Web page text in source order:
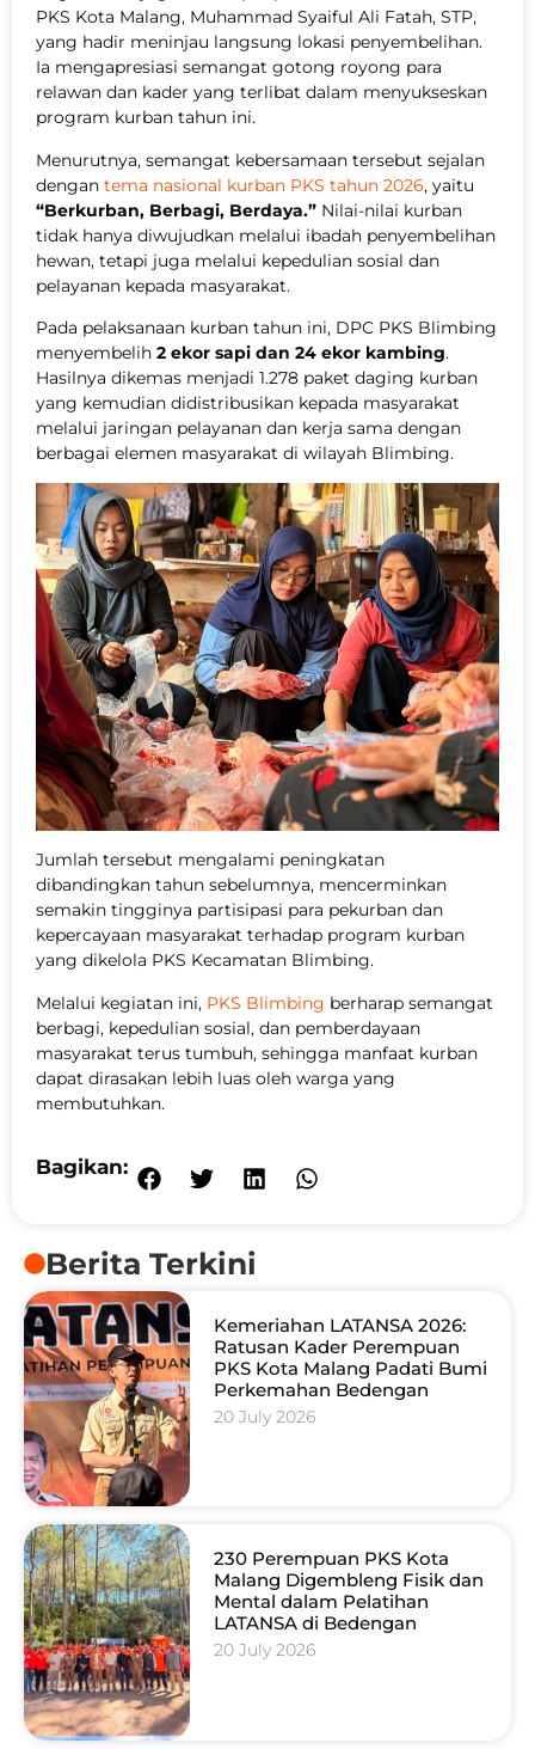
PKS Kota Malang, Muhammad Syaiful Ali Fatah, STP,
yang hadir meninjau langsung lokasi penyembelihan.
Ia mengapresiasi semangat gotong royong para
relawan dan kader yang terlibat dalam menyukseskan
program kurban tahun ini.
Menurutnya, semangat kebersamaan tersebut sejalan
dengan tema nasional kurban PKS tahun 2026, yaitu
“Berkurban, Berbagi, Berdaya.” Nilai-nilai kurban
tidak hanya diwujudkan melalui ibadah penyembelihan
hewan, tetapi juga melalui kepedulian sosial dan
pelayanan kepada masyarakat.
Pada pelaksanaan kurban tahun ini, DPC PKS Blimbing
menyembelih 2 ekor sapi dan 24 ekor kambing.
Hasilnya dikemas menjadi 1.278 paket daging kurban
yang kemudian didistribusikan kepada masyarakat
melalui jaringan pelayanan dan kerja sama dengan
berbagai elemen masyarakat di wilayah Blimbing.
Jumlah tersebut mengalami peningkatan
dibandingkan tahun sebelumnya, mencerminkan
semakin tingginya partisipasi para pekurban dan
kepercayaan masyarakat terhadap program kurban
yang dikelola PKS Kecamatan Blimbing.
Melalui kegiatan ini, PKS Blimbing berharap semangat
berbagi, kepedulian sosial, dan pemberdayaan
masyarakat terus tumbuh, sehingga manfaat kurban
dapat dirasakan lebih luas oleh warga yang
membutuhkan.
Bagikan:
Berita Terkini
Kemeriahan LATANSA 2026:
Ratusan Kader Perempuan
PKS Kota Malang Padati Bumi
Perkemahan Bedengan
20 July 2026
230 Perempuan PKS Kota
Malang Digembleng Fisik dan
Mental dalam Pelatihan
LATANSA di Bedengan
20 July 2026